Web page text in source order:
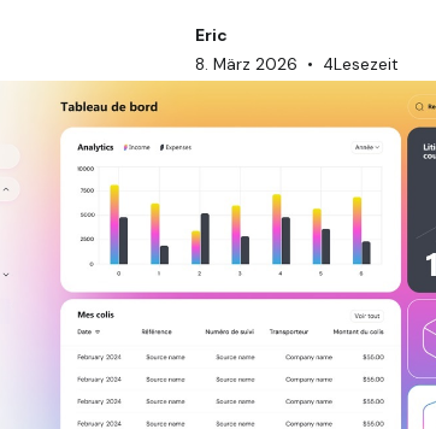
Eric
8. März 2026 • 4Lesezeit